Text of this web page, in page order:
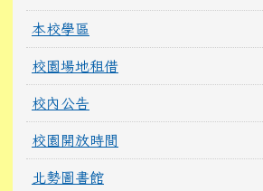
本校學區
校園場地租借
校內公告
校園開放時間
北勢圖書館